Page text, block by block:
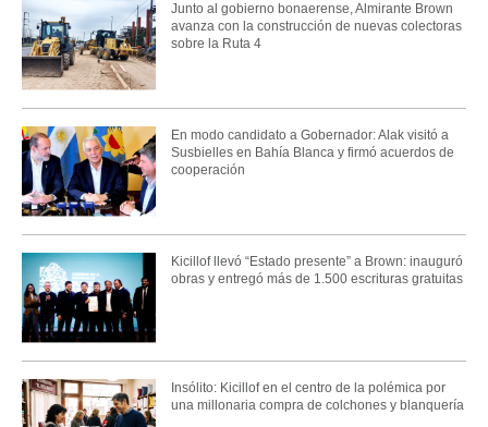
Junto al gobierno bonaerense, Almirante Brown
avanza con la construcción de nuevas colectoras
sobre la Ruta 4
En modo candidato a Gobernador: Alak visitó a
Susbielles en Bahía Blanca y firmó acuerdos de
cooperación
Kicillof llevó “Estado presente” a Brown: inauguró
obras y entregó más de 1.500 escrituras gratuitas
Insólito: Kicillof en el centro de la polémica por
una millonaria compra de colchones y blanquería